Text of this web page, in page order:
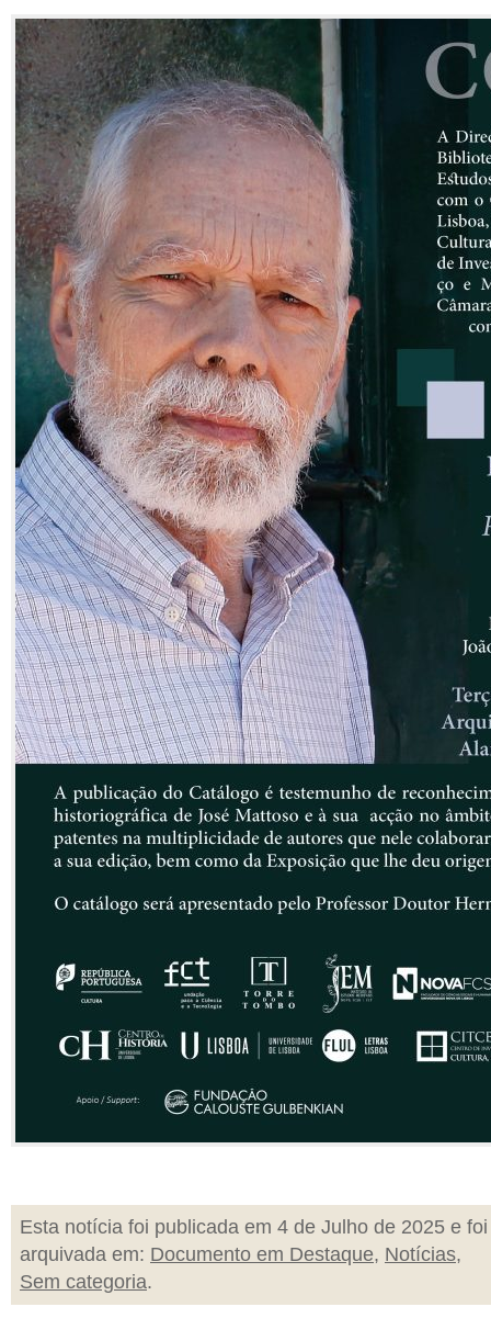
Esta notícia foi publicada em 4 de Julho de 2025 e foi
arquivada em: Documento em Destaque, Notícias,
Sem categoria.